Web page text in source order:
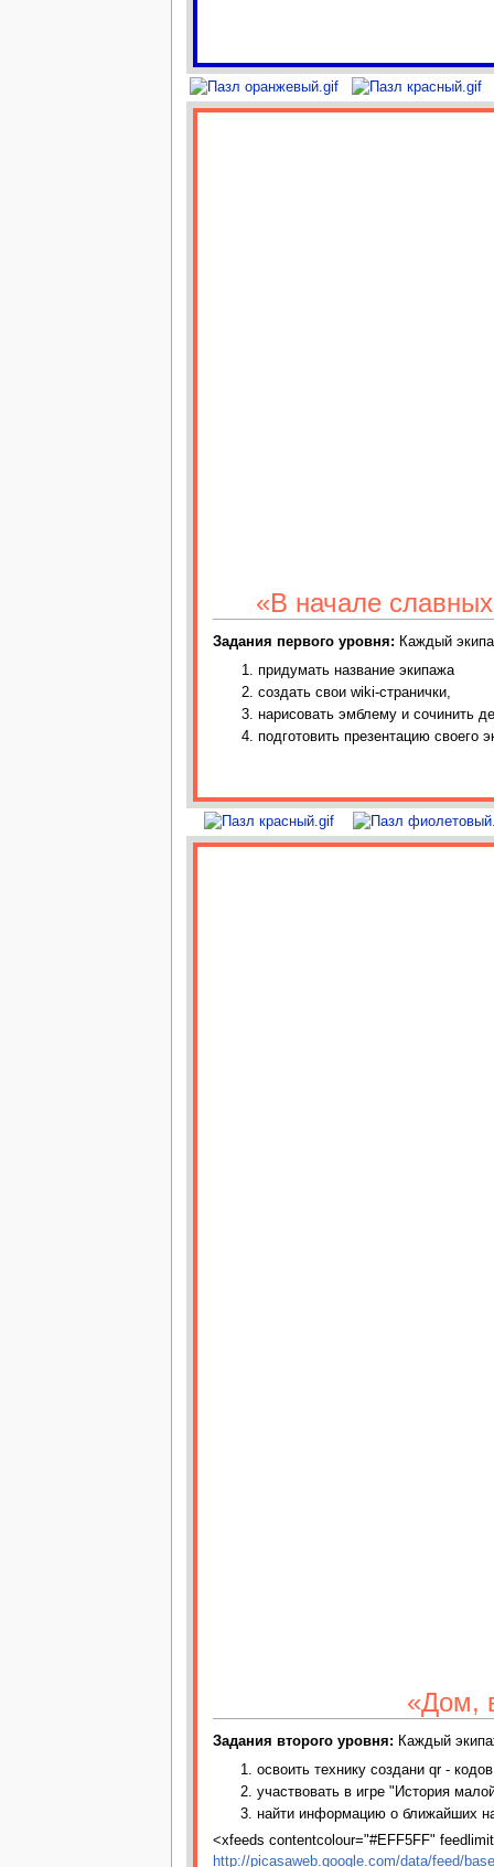
«В начале
Задания первого уровня: Каждый
придумать название экипажа
создать свои wiki-странички,
нарисовать эмблему и сочинить
подготовить презентацию своего
«Дом,
Задания второго уровня: Каждый
освоить технику создани qr - кодов
участвовать в игре "История
найти информацию о ближайших
<xfeeds contentcolour="#EFF5FF"
http://picasaweb.google.com/data/feed/